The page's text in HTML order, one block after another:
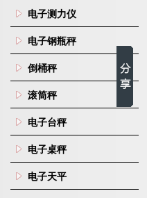
电子测力仪
电子钢瓶秤
倒桶秤
滚筒秤
电子台秤
电子桌秤
电子天平